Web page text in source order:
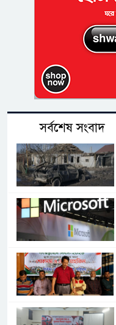
সর্বশেষ সংবাদ